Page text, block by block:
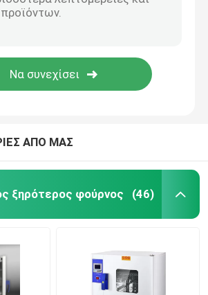
ΑΠΟ ΜΑΣ
ξηρότερος φούρνος (46)